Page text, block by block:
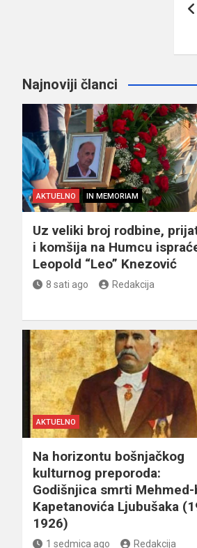
Najnoviji članci
AKTUELNO IN MEMORIAM
Uz veliki broj rodbine,
i komšija na Humcu
Leopold “Leo” Knezović
8 sati ago Redakcija
AKTUELNO
Na horizontu bošnjačkog
kulturnog preporoda:
Godišnjica smrti Mehmed-
Kapetanovića Ljubušaka
1926)
1 sedmica ago Redakcija